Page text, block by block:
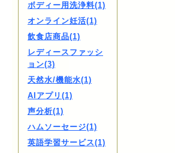
ボディー用洗浄料(1)
オンライン妊活(1)
飲食店商品(1)
レディースファッシ
ョン(3)
天然水/機能水(1)
AIアプリ(1)
声分析(1)
ハムソーセージ(1)
英語学習サービス(1)